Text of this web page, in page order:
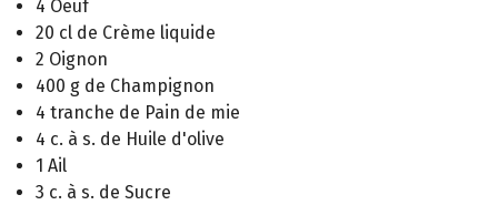
4 Oeuf
20 cl de Crème liquide
2 Oignon
400 g de Champignon
4 tranche de Pain de mie
4 c. à s. de Huile d'olive
1 Ail
3 c. à s. de Sucre